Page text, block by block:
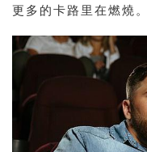
更多的卡路里在燃燒。